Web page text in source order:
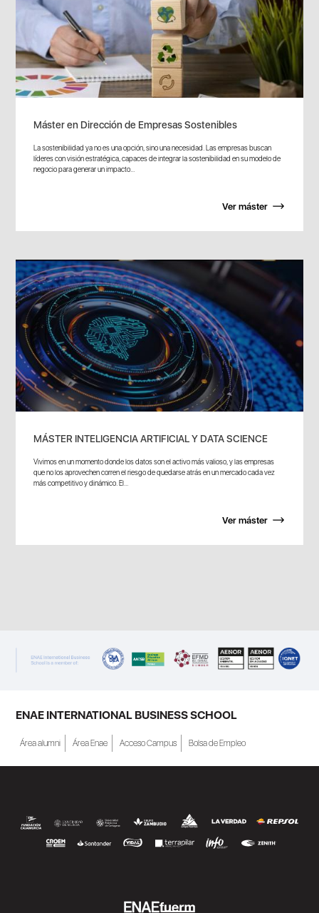
Máster en Dirección de Empresas Sostenibles
La sostenibilidad ya no es una opción, sino una necesidad. Las empresas buscan
líderes con visión estratégica, capaces de integrar la sostenibilidad en su modelo de
negocio para generar un impacto...
Ver máster
MÁSTER INTELIGENCIA ARTIFICIAL Y DATA SCIENCE
Vivimos en un momento donde los datos son el activo más valioso, y las empresas
que no los aprovechen corren el riesgo de quedarse atrás en un mercado cada vez
más competitivo y dinámico. El...
Ver máster
ENAE INTERNATIONAL BUSINESS SCHOOL
Área alumni Área Enae Acceso Campus Bolsa de Empleo